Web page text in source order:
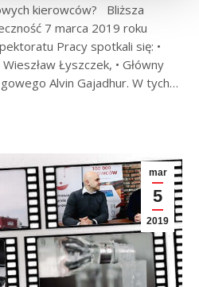
kierowców? Bliższa
7 marca 2019 roku
Pracy spotkali się: •
Łyszczek, • Główny
Alvin Gajadhur. W tych…
mar
5
2019